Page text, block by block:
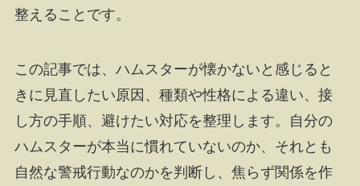
整えることです。
この記事では、ハムスターが懐かないと感じると
きに見直したい原因、種類や性格による違い、接
し方の手順、避けたい対応を整理します。自分の
ハムスターが本当に慣れていないのか、それとも
自然な警戒行動なのかを判断し、焦らず関係を作